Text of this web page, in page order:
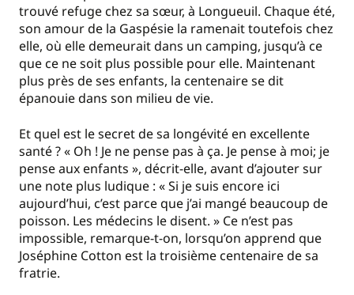
trouvé refuge chez sa sœur, à Longueuil. Chaque été,
son amour de la Gaspésie la ramenait toutefois chez
elle, où elle demeurait dans un camping, jusqu’à ce
que ce ne soit plus possible pour elle. Maintenant
plus près de ses enfants, la centenaire se dit
épanouie dans son milieu de vie.
Et quel est le secret de sa longévité en excellente
santé ? « Oh ! Je ne pense pas à ça. Je pense à moi; je
pense aux enfants », décrit-elle, avant d’ajouter sur
une note plus ludique : « Si je suis encore ici
aujourd’hui, c’est parce que j’ai mangé beaucoup de
poisson. Les médecins le disent. » Ce n’est pas
impossible, remarque-t-on, lorsqu’on apprend que
Joséphine Cotton est la troisième centenaire de sa
fratrie.